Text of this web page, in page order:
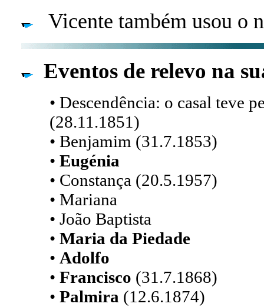
Vicente também usou o
Eventos de relevo na
• Descendência: o casal teve
(28.11.1851)
• Benjamim (31.7.1853)
• Eugénia
• Constança (20.5.1957)
• Mariana
• João Baptista
• Maria da Piedade
• Adolfo
• Francisco (31.7.1868)
• Palmira (12.6.1874)